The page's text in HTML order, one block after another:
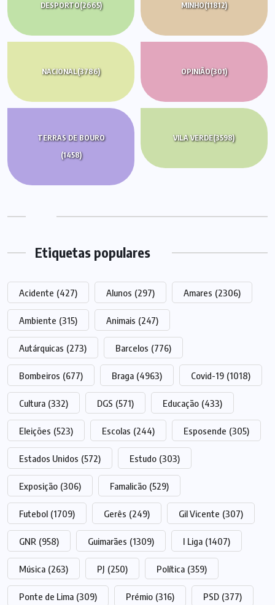
DESPORTO(2665) MINHO(11812)
NACIONAL(3786) OPINIÃO(301)
TERRAS DE BOURO
(1458)
VILA VERDE(3598)
Etiquetas populares
Acidente (427) Alunos (297) Amares (2306)
Ambiente (315) Animais (247)
Autárquicas (273) Barcelos (776)
Bombeiros (677) Braga (4963) Covid-19 (1018)
Cultura (332) DGS (571) Educação (433)
Eleições (523) Escolas (244) Esposende (305)
Estados Unidos (572) Estudo (303)
Exposição (306) Famalicão (529)
Futebol (1709) Gerês (249) Gil Vicente (307)
GNR (958) Guimarães (1309) I Liga (1407)
Música (263) PJ (250) Política (359)
Ponte de Lima (309) Prémio (316) PSD (377)